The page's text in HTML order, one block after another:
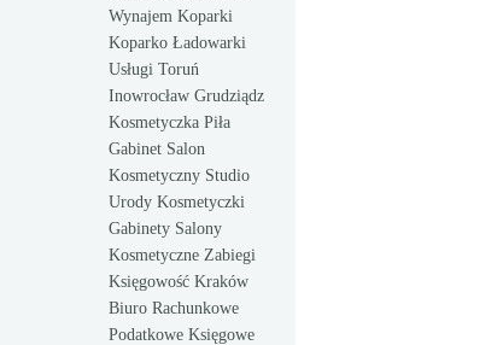
Wynajem Koparki
Koparko Ładowarki
Usługi Toruń
Inowrocław Grudziądz
Kosmetyczka Piła
Gabinet Salon
Kosmetyczny Studio
Urody Kosmetyczki
Gabinety Salony
Kosmetyczne Zabiegi
Księgowość Kraków
Biuro Rachunkowe
Podatkowe Księgowe